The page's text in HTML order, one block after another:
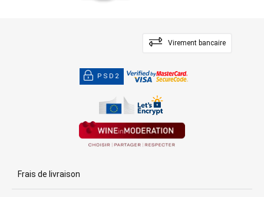
Virement bancaire
PSD2
Frais de livraison